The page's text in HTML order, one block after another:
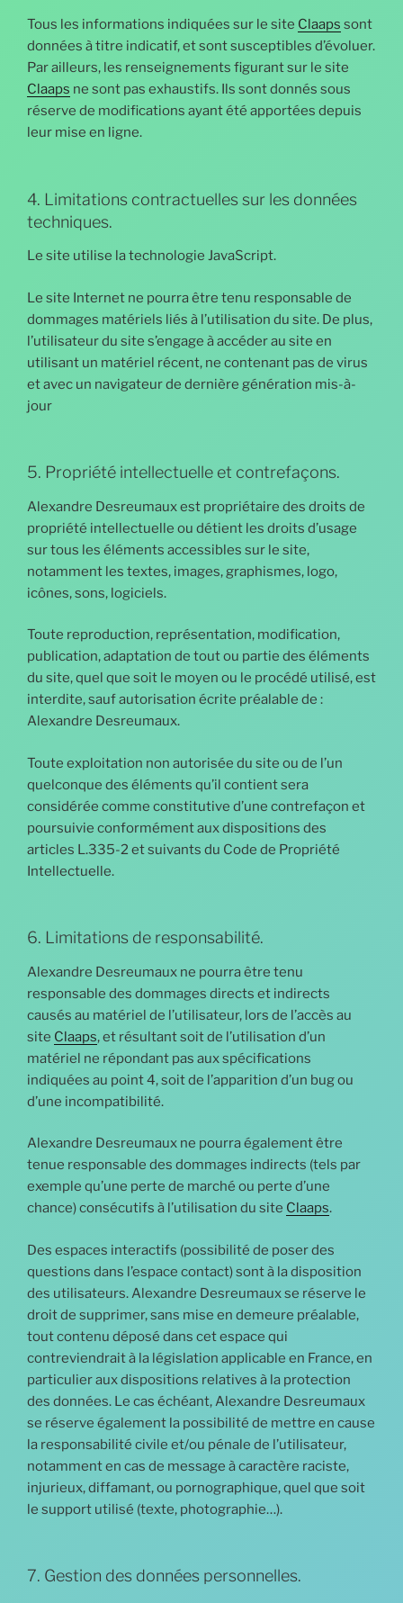
Tous les informations indiquées sur le site Claaps sont
données à titre indicatif, et sont susceptibles d’évoluer.
Par ailleurs, les renseignements figurant sur le site
Claaps ne sont pas exhaustifs. Ils sont donnés sous
réserve de modifications ayant été apportées depuis
leur mise en ligne.
4. Limitations contractuelles sur les données
techniques.
Le site utilise la technologie JavaScript.
Le site Internet ne pourra être tenu responsable de
dommages matériels liés à l’utilisation du site. De plus,
l’utilisateur du site s’engage à accéder au site en
utilisant un matériel récent, ne contenant pas de virus
et avec un navigateur de dernière génération mis-à-
jour
5. Propriété intellectuelle et contrefaçons.
Alexandre Desreumaux est propriétaire des droits de
propriété intellectuelle ou détient les droits d’usage
sur tous les éléments accessibles sur le site,
notamment les textes, images, graphismes, logo,
icônes, sons, logiciels.
Toute reproduction, représentation, modification,
publication, adaptation de tout ou partie des éléments
du site, quel que soit le moyen ou le procédé utilisé, est
interdite, sauf autorisation écrite préalable de :
Alexandre Desreumaux.
Toute exploitation non autorisée du site ou de l’un
quelconque des éléments qu’il contient sera
considérée comme constitutive d’une contrefaçon et
poursuivie conformément aux dispositions des
articles L.335-2 et suivants du Code de Propriété
Intellectuelle.
6. Limitations de responsabilité.
Alexandre Desreumaux ne pourra être tenu
responsable des dommages directs et indirects
causés au matériel de l’utilisateur, lors de l’accès au
site Claaps, et résultant soit de l’utilisation d’un
matériel ne répondant pas aux spécifications
indiquées au point 4, soit de l’apparition d’un bug ou
d’une incompatibilité.
Alexandre Desreumaux ne pourra également être
tenue responsable des dommages indirects (tels par
exemple qu’une perte de marché ou perte d’une
chance) consécutifs à l’utilisation du site Claaps.
Des espaces interactifs (possibilité de poser des
questions dans l’espace contact) sont à la disposition
des utilisateurs. Alexandre Desreumaux se réserve le
droit de supprimer, sans mise en demeure préalable,
tout contenu déposé dans cet espace qui
contreviendrait à la législation applicable en France, en
particulier aux dispositions relatives à la protection
des données. Le cas échéant, Alexandre Desreumaux
se réserve également la possibilité de mettre en cause
la responsabilité civile et/ou pénale de l’utilisateur,
notamment en cas de message à caractère raciste,
injurieux, diffamant, ou pornographique, quel que soit
le support utilisé (texte, photographie…).
7. Gestion des données personnelles.